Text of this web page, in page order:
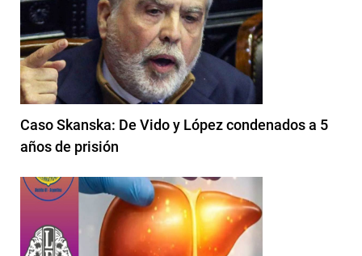
Caso Skanska: De Vido y López condenados a 5
años de prisión